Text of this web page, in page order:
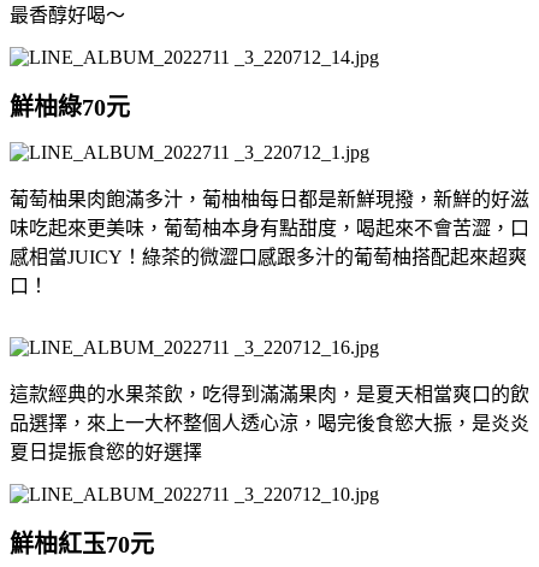
最香醇好喝～
鮮柚綠70元
葡萄柚果肉飽滿多汁，葡柚柚每日都是新鮮現撥，新鮮的好滋
味吃起來更美味，葡萄柚本身有點甜度，喝起來不會苦澀，口
感相當JUICY！綠茶的微澀口感跟多汁的葡萄柚搭配起來超爽
口！
這款經典的水果茶飲，吃得到滿滿果肉，是夏天相當爽口的飲
品選擇，來上一大杯整個人透心涼，喝完後食慾大振，是炎炎
夏日提振食慾的好選擇
鮮柚紅玉70元